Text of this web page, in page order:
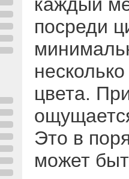
посреди
цвета.
Это в
может